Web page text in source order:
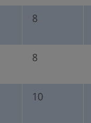
8
8
10